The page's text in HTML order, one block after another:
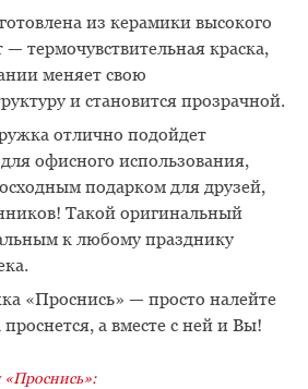
из керамики высокого
— термочувствительная краска,
меняет свою
и становится прозрачной.
отлично подойдет
офисного использования,
подарком для друзей,
Такой оригинальный
к любому празднику
«Проснись» — просто налейте
а вместе с ней и Вы!